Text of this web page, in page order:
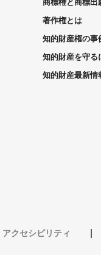
商標権と商標出
著作権とは
知的財産権の事
知的財産を守る
知的財産最新情
アクセシビリティ